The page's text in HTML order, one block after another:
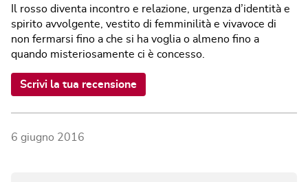
Il rosso diventa incontro e relazione, urgenza d’identità e
spirito avvolgente, vestito di femminilità e vivavoce di
non fermarsi fino a che si ha voglia o almeno fino a
quando misteriosamente ci è concesso.
Scrivi la tua recensione
6 giugno 2016